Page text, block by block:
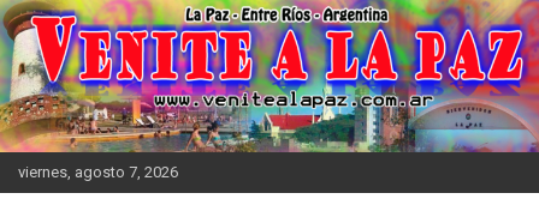
Skip
to
content
viernes, agosto 7, 2026